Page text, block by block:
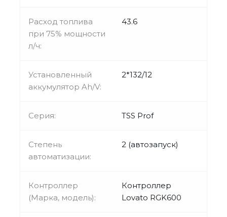
Расход топлива
при 75% мощности
л/ч:
43.6
Установленный
аккумулятор Ah/V:
2*132/12
Серия: TSS Prof
Степень
автоматизации:
2 (автозапуск)
Контроллер
(Марка, модель):
Контроллер
Lovato RGK600